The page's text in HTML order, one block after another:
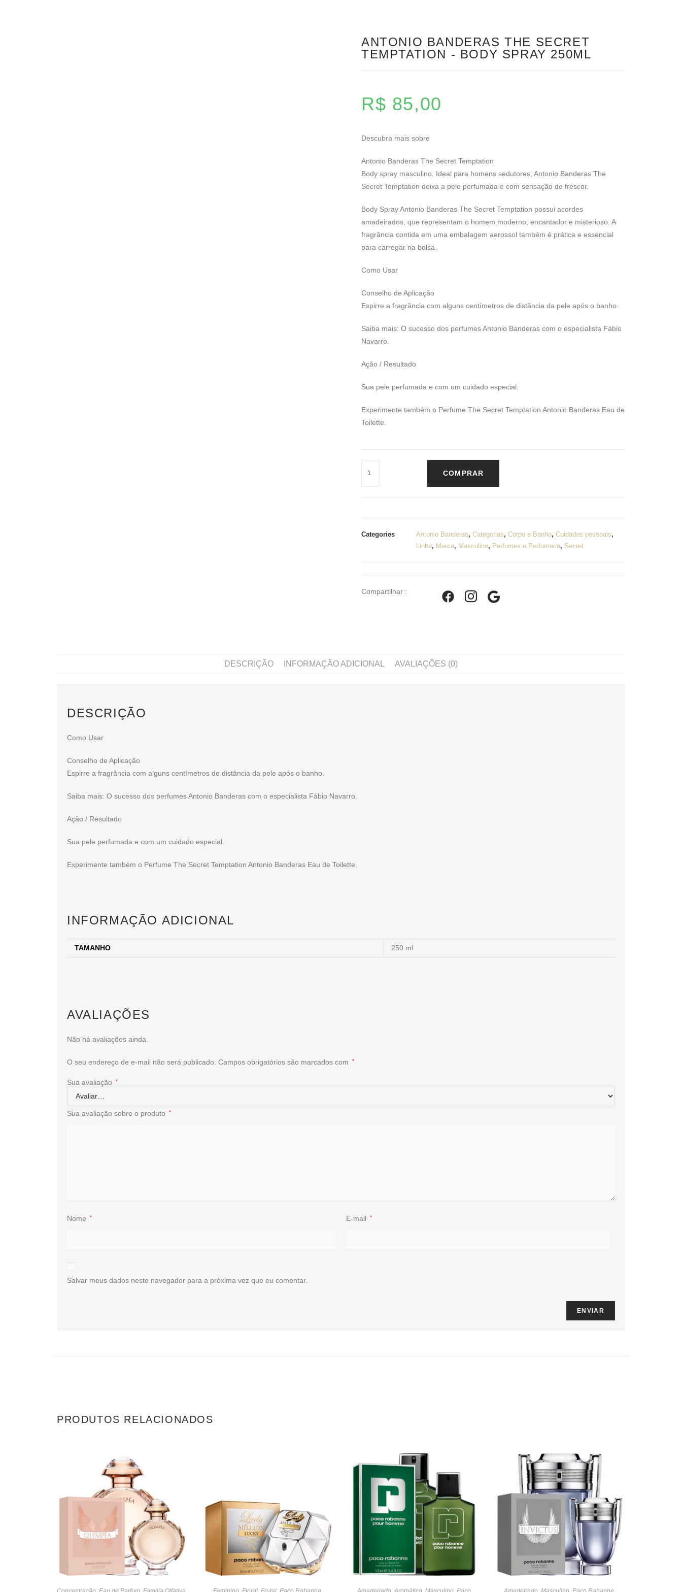
ANTONIO BANDERAS THE SECRET
TEMPTATION - BODY SPRAY 250ML
R$ 85,00
Descubra mais sobre
Antonio Banderas The Secret Temptation
Body spray masculino. Ideal para homens sedutores, Antonio Banderas The
Secret Temptation deixa a pele perfumada e com sensação de frescor.
Body Spray Antonio Banderas The Secret Temptation possui acordes
amadeirados, que representam o homem moderno, encantador e misterioso. A
fragrância contida em uma embalagem aerossol também é prática e essencial
para carregar na bolsa.
Como Usar
Conselho de Aplicação
Espirre a fragrância com alguns centímetros de distância da pele após o banho.
Saiba mais: O sucesso dos perfumes Antonio Banderas com o especialista Fábio
Navarro.
Ação / Resultado
Sua pele perfumada e com um cuidado especial.
Experimente também o Perfume The Secret Temptation Antonio Banderas Eau de
Toilette.
COMPRAR
Categories Antonio Banderas, Categorias, Corpo e Banho, Cuidados pessoais,
Linha, Marca, Masculino, Perfumes e Perfumaria, Secret
Compartilhar :
DESCRIÇÃO INFORMAÇÃO ADICIONAL AVALIAÇÕES (0)
DESCRIÇÃO
Como Usar
Conselho de Aplicação
Espirre a fragrância com alguns centímetros de distância da pele após o banho.
Saiba mais: O sucesso dos perfumes Antonio Banderas com o especialista Fábio Navarro.
Ação / Resultado
Sua pele perfumada e com um cuidado especial.
Experimente também o Perfume The Secret Temptation Antonio Banderas Eau de Toilette.
INFORMAÇÃO ADICIONAL
TAMANHO 250 ml
AVALIAÇÕES
Não há avaliações ainda.
O seu endereço de e-mail não será publicado. Campos obrigatórios são marcados com *
Sua avaliação *
Sua avaliação sobre o produto *
Nome * E-mail *
Salvar meus dados neste navegador para a próxima vez que eu comentar.
PRODUTOS RELACIONADOS